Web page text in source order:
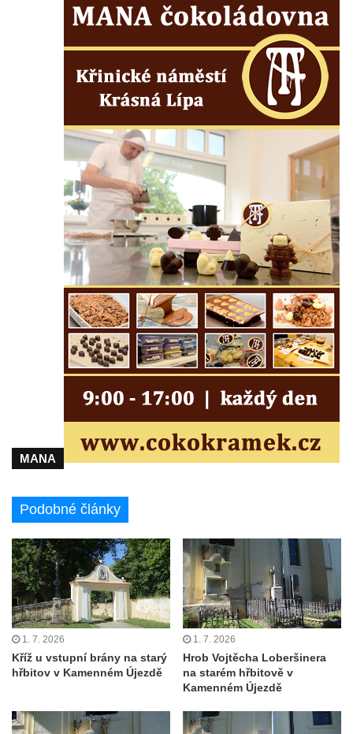
Hrob Františka Petra na hřbitově v
Cítolibech
Hrob Marie Vostré na hřbitově v Cítolibech
Hrob Josefa Friče na hřbitově v Cítolibech
Hrob Václava Jindřicha na hřbitově v
Cítolibech
Hrob Marie Hartmanové na hřbitově v
Cítolibech
Hrob Josefa Fořta na hřbitově v Cítolibech
Hrob Jana Čurdy na hřbitově v
Chlumčanech
Hrob Václava Brauna na hřbitově v
Chlumčanech
Hrob Karla Schneidra na hřbitově ve
Hřivicích
Hrob Františka Pence a Václava Hůlky na
hřbitově ve Hřivicích
Hrob Marie a Josefa Klainových na hřbitově
ve Hřivicích
Polívky na hřbitově ve Hřivicích
Hrob Janů na hřbitově v Opočně u Loun
Hrob Marie Wagner na hřbitově v Otvicích
Hrob Leonarda Ulricha na hřbitově ve
Všestudech
Hrob Karla Berouska na hřbitově ve
Strupčicích
Strupčicích
MANA
Podobné články
1. 7. 2026
Kříž u vstupní brány na starý
hřbitov v Kamenném Újezdě
1. 7. 2026
Hrob Vojtěcha Loberšinera
na starém hřbitově v
Kamenném Újezdě